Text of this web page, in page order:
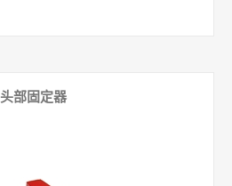
头部固定器